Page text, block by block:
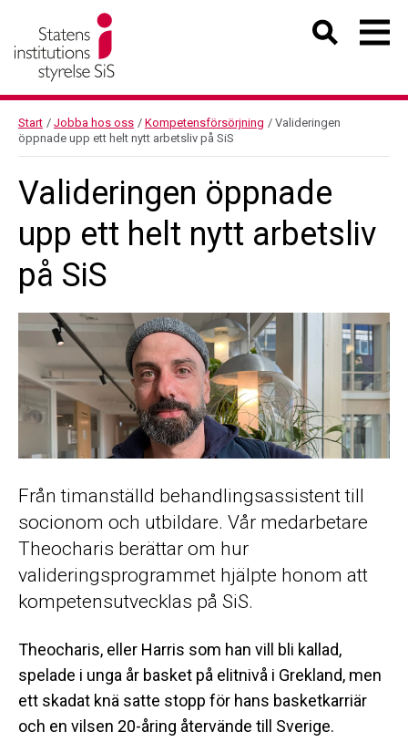
Start / Jobba hos oss / Kompetensförsörjning / Valideringen
öppnade upp ett helt nytt arbetsliv på SiS
Valideringen öppnade
upp ett helt nytt arbetsliv
på SiS
Från timanställd behandlingsassistent till
socionom och utbildare. Vår medarbetare
Theocharis berättar om hur
valideringsprogrammet hjälpte honom att
kompetensutvecklas på SiS.
Theocharis, eller Harris som han vill bli kallad,
spelade i unga år basket på elitnivå i Grekland, men
ett skadat knä satte stopp för hans basketkarriär
och en vilsen 20-åring återvände till Sverige.